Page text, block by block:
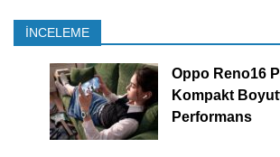
İNCELEME
Oppo Reno16
Kompakt
Performans